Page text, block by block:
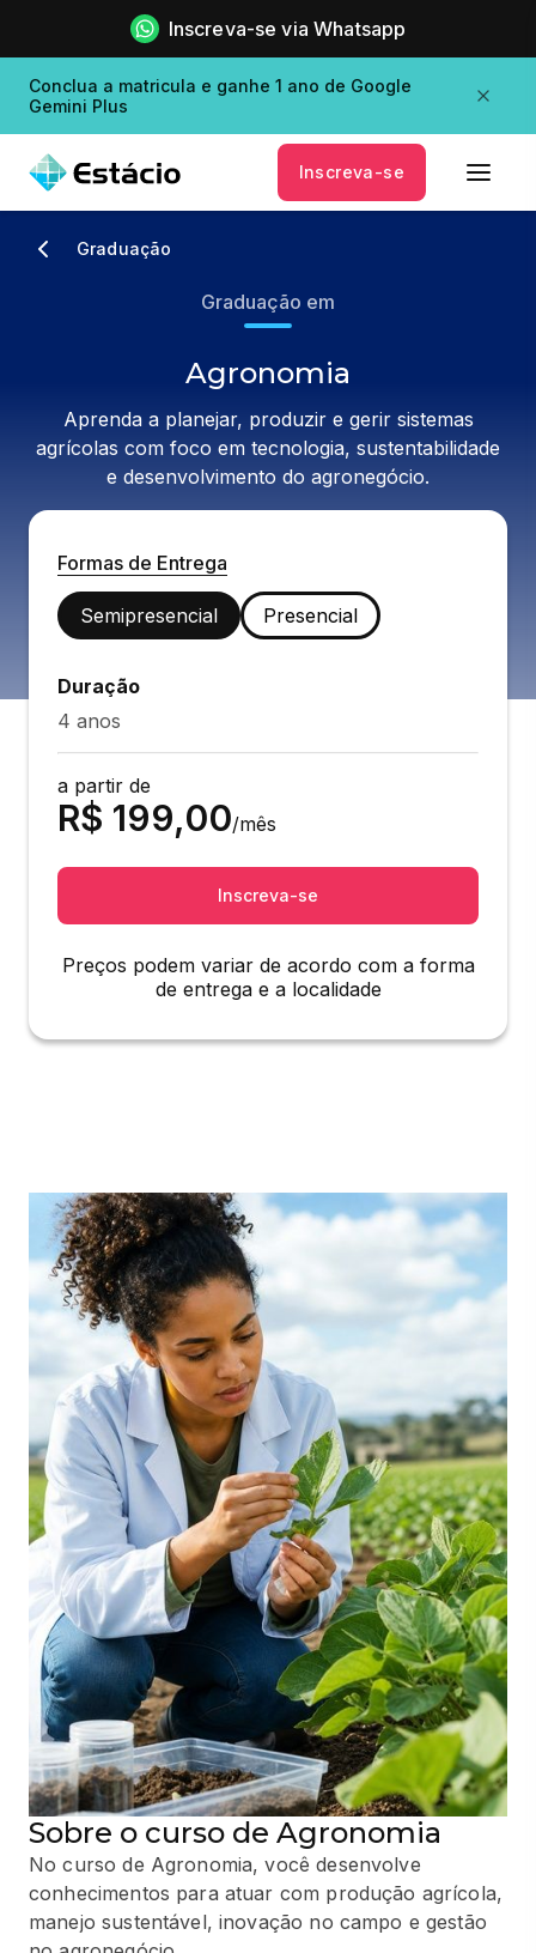
Inscreva-se via Whatsapp
Conclua a matricula e ganhe 1 ano de Google
Gemini Plus
Inscreva-se
Graduação
Graduação em
Agronomia
Aprenda a planejar, produzir e gerir sistemas
agrícolas com foco em tecnologia, sustentabilidade
e desenvolvimento do agronegócio.
Formas de Entrega
Semipresencial Presencial
Duração
4 anos
a partir de
R$ 199,00/mês
Inscreva-se
Preços podem variar de acordo com a forma
de entrega e a localidade
Sobre o curso de Agronomia
No curso de Agronomia, você desenvolve
conhecimentos para atuar com produção agrícola,
manejo sustentável, inovação no campo e gestão